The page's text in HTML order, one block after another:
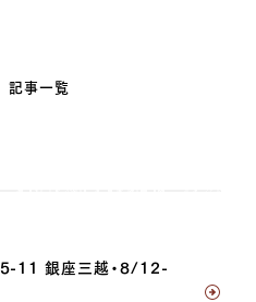
記事一覧
5-11 銀座三越・8/12-